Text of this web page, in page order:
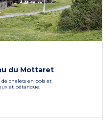
du Mottaret
chalets en bois et
et pétanque.